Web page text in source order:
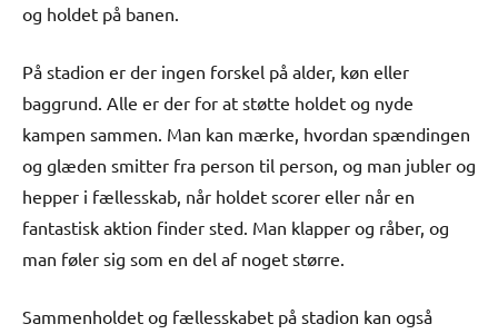
og holdet på banen.
På stadion er der ingen forskel på alder, køn eller
baggrund. Alle er der for at støtte holdet og nyde
kampen sammen. Man kan mærke, hvordan spændingen
og glæden smitter fra person til person, og man jubler og
hepper i fællesskab, når holdet scorer eller når en
fantastisk aktion finder sted. Man klapper og råber, og
man føler sig som en del af noget større.
Sammenholdet og fællesskabet på stadion kan også